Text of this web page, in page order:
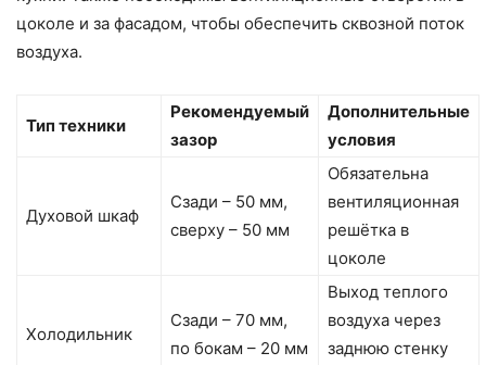
цоколе и за фасадом, чтобы обеспечить сквозной поток
воздуха.
Тип техники
Рекомендуемый
зазор
Дополнительные
условия
Духовой шкаф
Сзади – 50 мм,
сверху – 50 мм
Обязательна
вентиляционная
решётка в
цоколе
Холодильник
Сзади – 70 мм,
по бокам – 20 мм
Выход теплого
воздуха через
заднюю стенку